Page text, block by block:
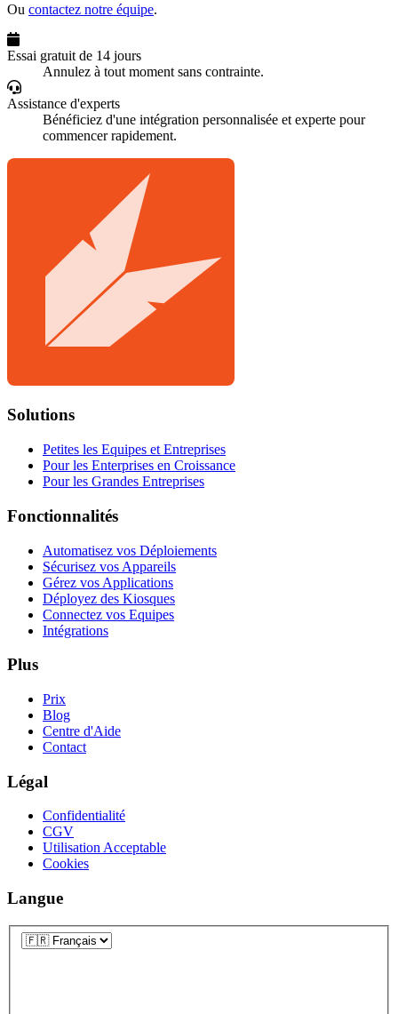
Ou contactez notre équipe.
Essai gratuit de 14 jours
Annulez à tout moment sans contrainte.
Assistance d'experts
Bénéficiez d'une intégration personnalisée et experte pour
commencer rapidement.
Solutions
Petites les Equipes et Entreprises
Pour les Enterprises en Croissance
Pour les Grandes Entreprises
Fonctionnalités
Automatisez vos Déploiements
Sécurisez vos Appareils
Gérez vos Applications
Déployez des Kiosques
Connectez vos Equipes
Intégrations
Plus
Prix
Blog
Centre d'Aide
Contact
Légal
Confidentialité
CGV
Utilisation Acceptable
Cookies
Langue
Langue